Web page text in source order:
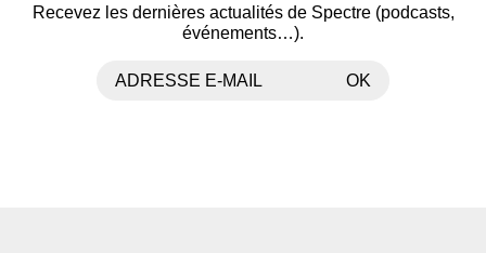
Recevez les dernières actualités de Spectre (podcasts,
événements…).
ADRESSE E-MAIL OK